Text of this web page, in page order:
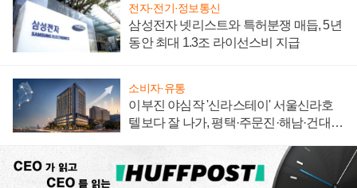
전자·전기·정보통신
삼성전자 넷리스트와 특허분쟁 매듭, 5년
동안 최대 1.3조 라이선스비 지급
소비자·유통
이부진 야심작 '신라스테이' 서울신라호
텔보다 잘 나가, 평택·주문진·해남·건대로